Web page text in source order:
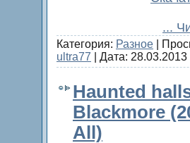
...
Категория: Разное |
ultra77 | Дата: 28.03.2013
Haunted
Blackmore
All)